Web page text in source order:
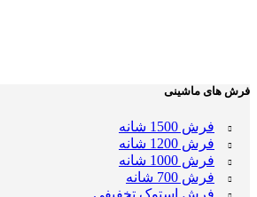
فرش های ماشینی
فرش 1500 شانه
فرش 1200 شانه
فرش 1000 شانه
فرش 700 شانه